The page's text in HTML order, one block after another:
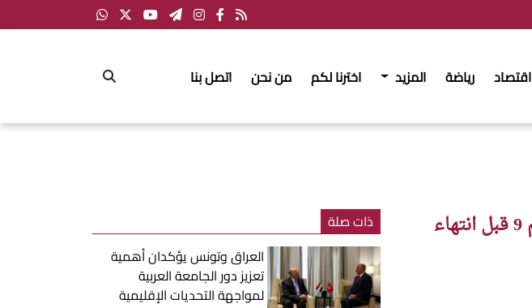
اقتصاد رياضة المزيد اخترنا لكم من نحن اتصل بنا
شركة التوزيع تدعو المواطنين للاستفادة من البطاقة النفطية رقم 9 قبل انتهاء
ذات صلة
العراق وتونس يؤكدان أهمية
تعزيز دور الجامعة العربية
لمواجهة التحديات الإقليمية